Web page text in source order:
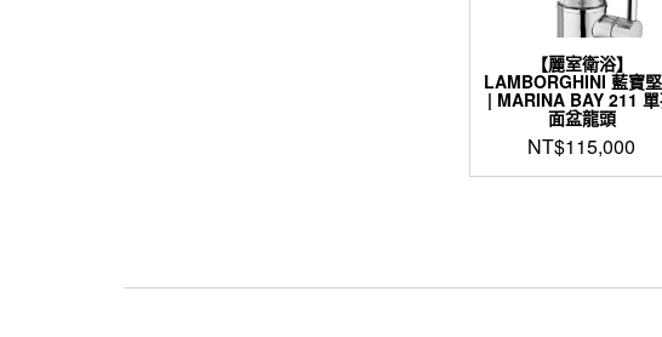
【麗室衛浴】
LAMBORGHINI 藍寶
| MARINA BAY 211
面盆龍頭
NT$115,000